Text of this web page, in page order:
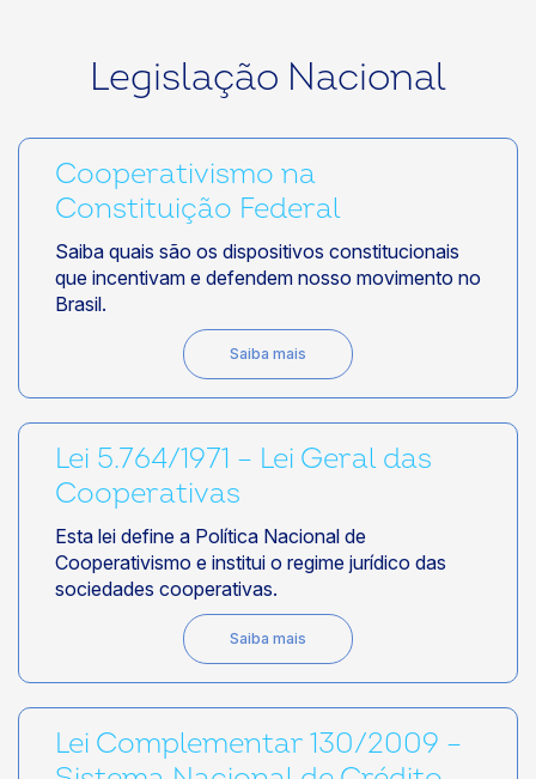
Legislação Nacional
Cooperativismo na
Constituição Federal
Saiba quais são os dispositivos constitucionais
que incentivam e defendem nosso movimento no
Brasil.
Saiba mais
Lei 5.764/1971 – Lei Geral das
Cooperativas
Esta lei define a Política Nacional de
Cooperativismo e institui o regime jurídico das
sociedades cooperativas.
Saiba mais
Lei Complementar 130/2009 –